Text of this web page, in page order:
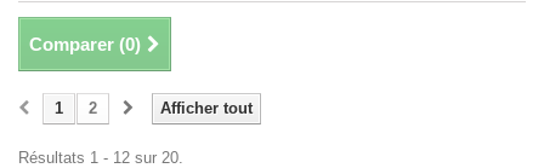
Comparer (0)
Afficher tout
1 2
Résultats 1 - 12 sur 20.